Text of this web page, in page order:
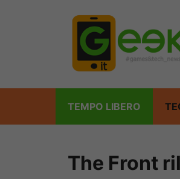
TEMPO LIBERO
The Front